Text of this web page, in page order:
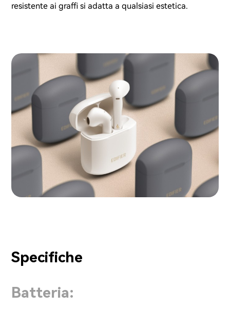
resistente ai graffi si adatta a qualsiasi estetica.
Specifiche
Batteria: